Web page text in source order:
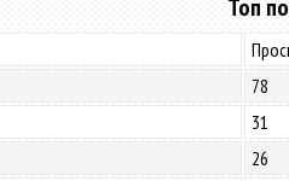
Топ
78
31
26